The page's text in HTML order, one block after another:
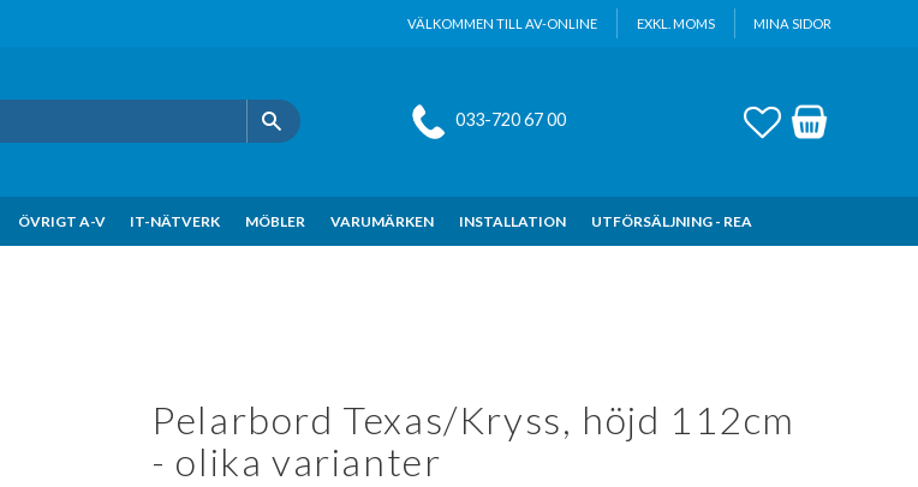
VÄLKOMMEN TILL AV-ONLINE EXKL. MOMS MINA SIDOR
033-720 67 00 FAVORITER
KUNDVAGN
ÖVRIGT A-V IT-NÄTVERK MÖBLER VARUMÄRKEN INSTALLATION UTFÖRSÄLJNING - REA
Pelarbord Texas/Kryss, höjd 112cm
- olika varianter